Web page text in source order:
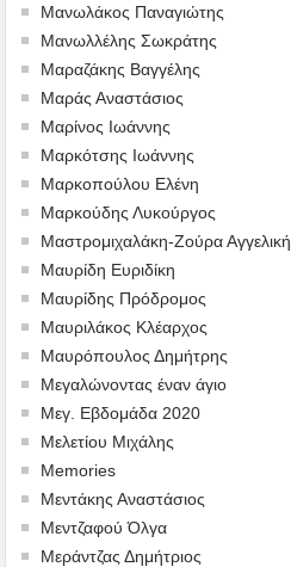
Μανωλάκος Παναγιώτης
Μανωλλέλης Σωκράτης
Μαραζάκης Βαγγέλης
Μαράς Αναστάσιος
Μαρίνος Ιωάννης
Μαρκότσης Ιωάννης
Μαρκοπούλου Ελένη
Μαρκούδης Λυκούργος
Μαστρομιχαλάκη-Ζούρα Αγγελική
Μαυρίδη Ευριδίκη
Μαυρίδης Πρόδρομος
Μαυριλάκος Κλέαρχος
Μαυρόπουλος Δημήτρης
Μεγαλώνοντας έναν άγιο
Μεγ. Εβδομάδα 2020
Μελετίου Μιχάλης
Memories
Μεντάκης Αναστάσιος
Μεντζαφού Όλγα
Μεράντζας Δημήτριος